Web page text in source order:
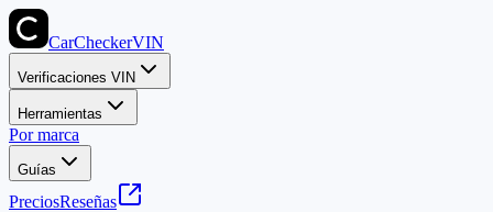
CarCheckerVIN
Verificaciones VIN
Herramientas
Por marca
Guías
PreciosReseñas